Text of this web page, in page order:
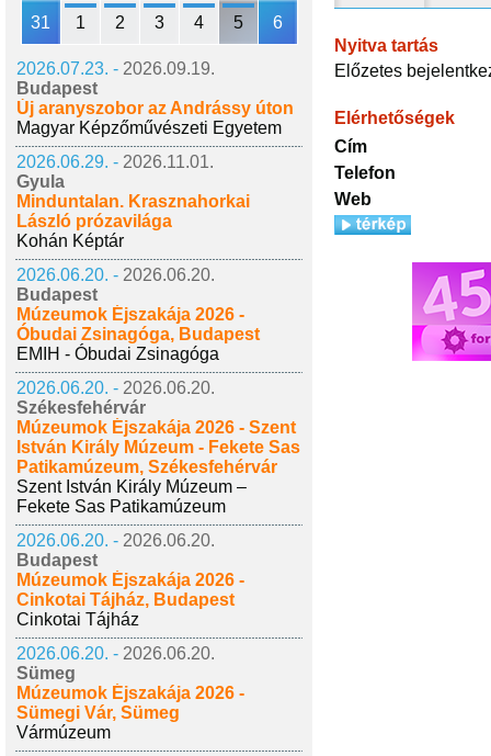
31 1 2 3 4 5 6
2026.07.23. - 2026.09.19.
Budapest
Új aranyszobor az Andrássy úton
Magyar Képzőművészeti Egyetem
2026.06.29. - 2026.11.01.
Gyula
Minduntalan. Krasznahorkai
László prózavilága
Kohán Képtár
2026.06.20. - 2026.06.20.
Budapest
Múzeumok Éjszakája 2026 -
Óbudai Zsinagóga, Budapest
EMIH - Óbudai Zsinagóga
2026.06.20. - 2026.06.20.
Székesfehérvár
Múzeumok Éjszakája 2026 - Szent
István Király Múzeum - Fekete Sas
Patikamúzeum, Székesfehérvár
Szent István Király Múzeum –
Fekete Sas Patikamúzeum
2026.06.20. - 2026.06.20.
Budapest
Múzeumok Éjszakája 2026 -
Cinkotai Tájház, Budapest
Cinkotai Tájház
2026.06.20. - 2026.06.20.
Sümeg
Múzeumok Éjszakája 2026 -
Sümegi Vár, Sümeg
Vármúzeum
Nyitva tartás
Előzetes
Elérhetőségek
Cím
Telefon
Web